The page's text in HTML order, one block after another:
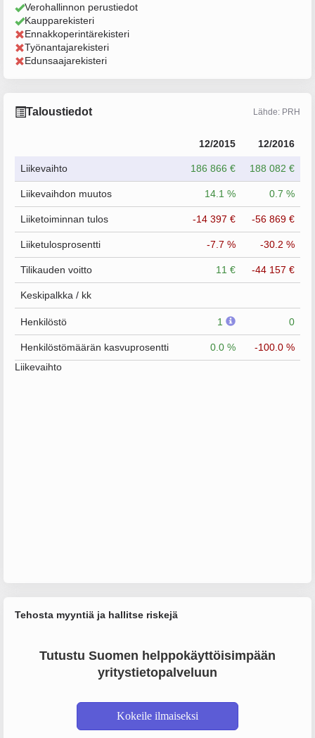
Verohallinnon perustiedot
Kaupparekisteri
Ennakkoperintärekisteri
Työnantajarekisteri
Edunsaajarekisteri
Taloustiedot Lähde: PRH
12/2015 12/2016
Liikevaihto 186 866 € 188 082 €
Liikevaihdon muutos 14.1 % 0.7 %
Liiketoiminnan tulos -14 397 € -56 869 €
Liiketulosprosentti -7.7 % -30.2 %
Tilikauden voitto 11 € -44 157 €
Keskipalkka / kk
Henkilöstö 1 0
Henkilöstömäärän kasvuprosentti 0.0 %
-100.0 %
Liikevaihto
Tehosta myyntiä ja hallitse riskejä
Tutustu Suomen helppokäyttöisimpään
yritystietopalveluun
Kokeile ilmaiseksi